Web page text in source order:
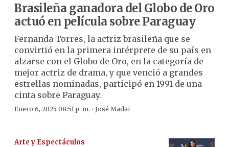
Brasileña ganadora del Globo de Oro
actuó en película sobre Paraguay
Fernanda Torres, la actriz brasileña que se
convirtió en la primera intérprete de su país en
alzarse con el Globo de Oro, en la categoría de
mejor actriz de drama, y que venció a grandes
estrellas nominadas, participó en 1991 de una
cinta sobre Paraguay.
Enero 6, 2025 08:51 p. m. · José Madai
Arte y Espectáculos